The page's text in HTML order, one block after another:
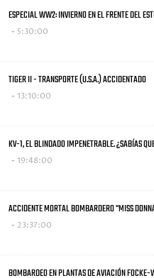
ESPECIAL WW2: INVIERNO EN EL FRENTE DEL
5:30:00
TIGER II - TRANSPORTE (U.S.A.) ACCIDENTADO
13:10:00
KV-1, EL BLINDADO IMPENETRABLE. ¿SABÍAS
19:48:00
ACCIDENTE MORTAL BOMBARDERO "MISS
23:37:00
BOMBARDEO EN PLANTAS DE AVIACIÓN FOCKE-